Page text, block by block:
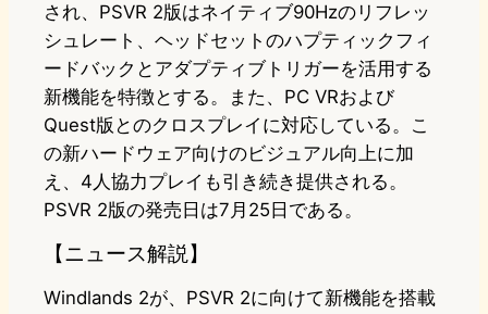
され、PSVR 2版はネイティブ90Hzのリフレッ
シュレート、ヘッドセットのハプティックフィ
ードバックとアダプティブトリガーを活用する
新機能を特徴とする。また、PC VRおよび
Quest版とのクロスプレイに対応している。こ
の新ハードウェア向けのビジュアル向上に加
え、4人協力プレイも引き続き提供される。
PSVR 2版の発売日は7月25日である。
【ニュース解説】
Windlands 2が、PSVR 2に向けて新機能を搭載